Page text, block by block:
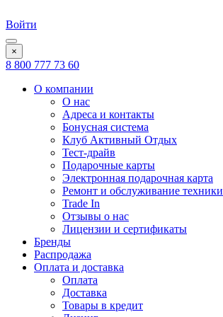
Войти
×
8 800 777 73 60
О компании
О нас
Адреса и контакты
Бонусная система
Клуб Активный Отдых
Тест-драйв
Подарочные карты
Электронная подарочная карта
Ремонт и обслуживание техники
Trade In
Отзывы о нас
Лицензии и сертификаты
Бренды
Распродажа
Оплата и доставка
Оплата
Доставка
Товары в кредит